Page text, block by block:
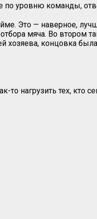
по уровню команды,
Это — наверное,
мяча. Во втором
хозяева, концовка
нагрузить тех, кто